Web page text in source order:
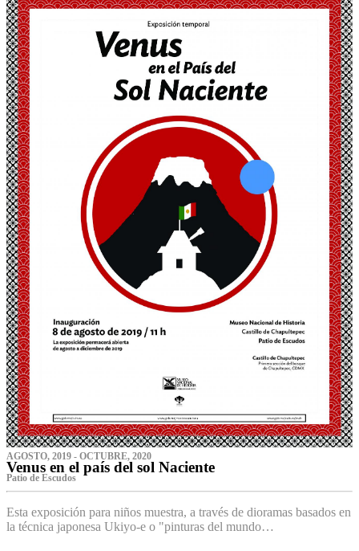
AGOSTO, 2019 - OCTUBRE, 2020
Venus en el país del sol Naciente
P‌atio de Escudos
Esta exposición para niños muestra, a través de dioramas basados en
la técnica japonesa Ukiyo-e o "pinturas del mundo…